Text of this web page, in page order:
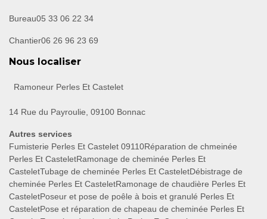
Bureau05 33 06 22 34
Chantier06 26 96 23 69
Nous localiser
Ramoneur Perles Et Castelet
14 Rue du Payroulie, 09100 Bonnac
Autres services
Fumisterie Perles Et Castelet 09110Réparation de chmeinée
Perles Et CasteletRamonage de cheminée Perles Et
CasteletTubage de cheminée Perles Et CasteletDébistrage de
cheminée Perles Et CasteletRamonage de chaudière Perles Et
CasteletPoseur et pose de poêle à bois et granulé Perles Et
CasteletPose et réparation de chapeau de cheminée Perles Et